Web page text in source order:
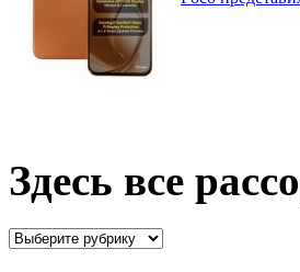
Здесь все
Здесь